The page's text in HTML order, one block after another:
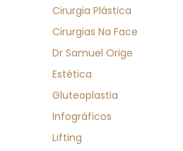
Cirurgia Plástica
Cirurgias Na Face
Dr Samuel Orige
Estética
Gluteoplastia
Infográficos
Lifting